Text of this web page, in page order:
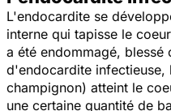
L'endocardite se
interne qui tapisse le
a été endommagé, blessé
d'endocardite
champignon) atteint le
une certaine quantité de